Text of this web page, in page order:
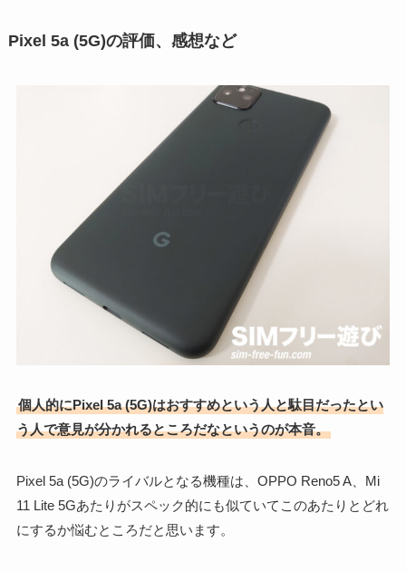
Pixel 5a (5G)の評価、感想など
個人的にPixel 5a (5G)はおすすめという人と駄目だったとい
う人で意見が分かれるところだなというのが本音。
Pixel 5a (5G)のライバルとなる機種は、OPPO Reno5 A、Mi
11 Lite 5Gあたりがスペック的にも似ていてこのあたりとどれ
にするか悩むところだと思います。